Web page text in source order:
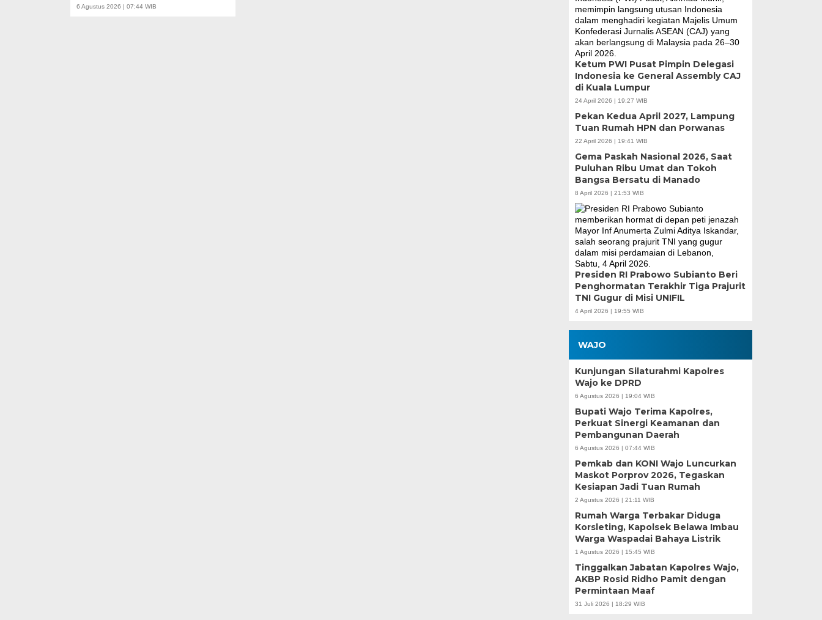
6 Agustus 2026 | 07:44 WIB
Ketum PWI Pusat Pimpin Delegasi
Indonesia ke General Assembly CAJ
di Kuala Lumpur
24 April 2026 | 19:27 WIB
Pekan Kedua April 2027, Lampung
Tuan Rumah HPN dan Porwanas
22 April 2026 | 19:41 WIB
Gema Paskah Nasional 2026, Saat
Puluhan Ribu Umat dan Tokoh
Bangsa Bersatu di Manado
8 April 2026 | 21:53 WIB
Presiden RI Prabowo Subianto Beri
Penghormatan Terakhir Tiga Prajurit
TNI Gugur di Misi UNIFIL
4 April 2026 | 19:55 WIB
WAJO
Kunjungan Silaturahmi Kapolres
Wajo ke DPRD
6 Agustus 2026 | 19:04 WIB
Bupati Wajo Terima Kapolres,
Perkuat Sinergi Keamanan dan
Pembangunan Daerah
6 Agustus 2026 | 07:44 WIB
Pemkab dan KONI Wajo Luncurkan
Maskot Porprov 2026, Tegaskan
Kesiapan Jadi Tuan Rumah
2 Agustus 2026 | 21:11 WIB
Rumah Warga Terbakar Diduga
Korsleting, Kapolsek Belawa Imbau
Warga Waspadai Bahaya Listrik
1 Agustus 2026 | 15:45 WIB
Tinggalkan Jabatan Kapolres Wajo,
AKBP Rosid Ridho Pamit dengan
Permintaan Maaf
31 Juli 2026 | 18:29 WIB